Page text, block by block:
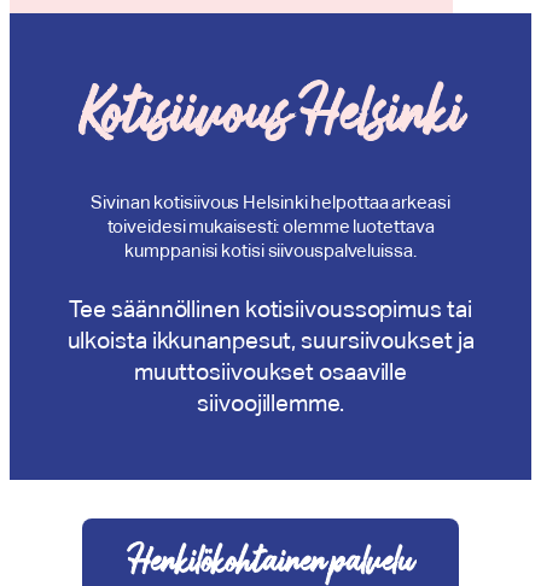
Kotisiivous Helsinki
Sivinan kotisiivous Helsinki helpottaa arkeasi
toiveidesi mukaisesti: olemme luotettava
kumppanisi kotisi siivouspalveluissa.
Tee säännöllinen kotisiivoussopimus tai
ulkoista ikkunanpesut, suursiivoukset ja
muuttosiivoukset osaaville
siivoojillemme.
Henkilökohtainen palvelu